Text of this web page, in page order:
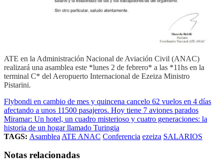
ATE en la Administración Nacional de Aviación Civil (ANAC)
realizará una asamblea este *lunes 2 de febrero* a las *11hs en la
terminal C* del Aeropuerto Internacional de Ezeiza Ministro
Pistarini.
Flybondi en cambio de mes y quincena cancelo 62 vuelos en 4 días
afectando a unos 11500 pasajeros. Hoy tiene 7 aviones parados
Miramar: Un hotel, un cuadro misterioso y cuatro generaciones: la
historia de un hogar llamado Turingia
TAGS: Asamblea ATE ANAC Conferencia ezeiza SALARIOS
Notas relacionadas